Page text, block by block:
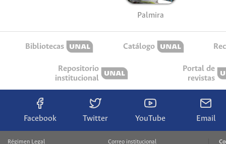
Palmira
Bibliotecas Catálogo
Repositorio
institucional
Portal de
revistas
Facebook Twitter YouTube Email
Régimen Legal Correo institucional